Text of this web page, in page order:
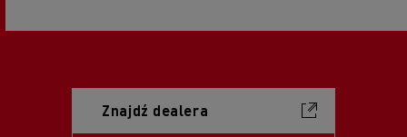
Znajdź dealera